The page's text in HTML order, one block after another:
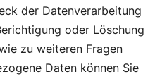
der Datenverarbeitung
oder Löschung
zu weiteren Fragen
Daten können Sie